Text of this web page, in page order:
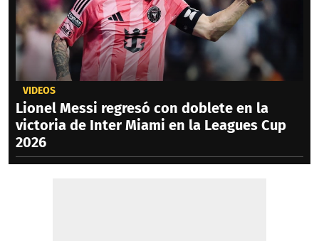
VIDEOS
Lionel Messi regresó con doblete en la
victoria de Inter Miami en la Leagues Cup
2026